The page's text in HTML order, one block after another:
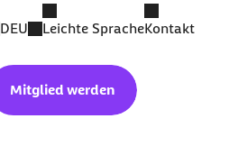
DEU Leichte SpracheKontakt
Mitglied werden